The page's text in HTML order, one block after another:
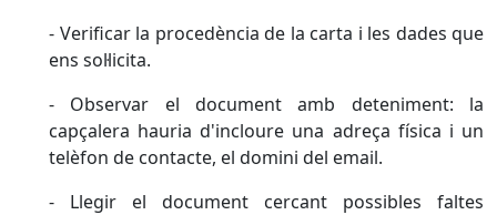
- Verificar la procedència de la carta i les dades que
ens sol·licita.
- Observar el document amb deteniment: la
capçalera hauria d'incloure una adreça física i un
telèfon de contacte, el domini del email.
- Llegir el document cercant possibles faltes